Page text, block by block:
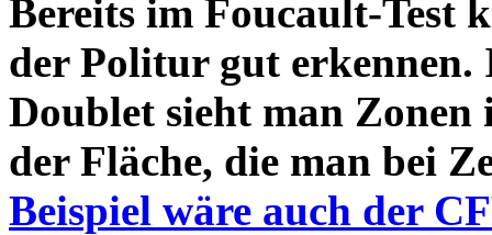
Bereits im Foucault-Test
der Politur gut
Doublet sieht man Zonen
der Fläche, die man bei
Beispiel wäre auch der